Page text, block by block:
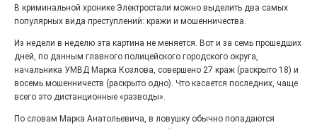
Выставка «Палитра героизма» — новый масштабный
проект, на который электростальцев приглашает к
В криминальной хронике Электростали можно выделить два самых
популярных вида преступлений: кражи и мошенничества.
Из недели в неделю эта картина не меняется. Вот и за семь прошедших
дней, по данным главного полицейского городского округа,
начальника УМВД Марка Козлова, совершено 27 краж (раскрыто 18) и
восемь мошенничеств (раскрыто одно). Что касается последних, чаще
всего это дистанционные «разводы».
По словам Марка Анатольевича, в ловушку обычно попадаются